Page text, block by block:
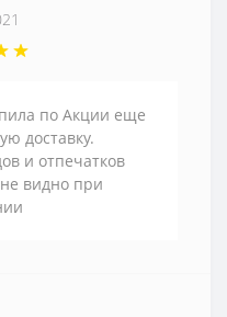
по Акции еще
доставку.
и отпечатков
видно при